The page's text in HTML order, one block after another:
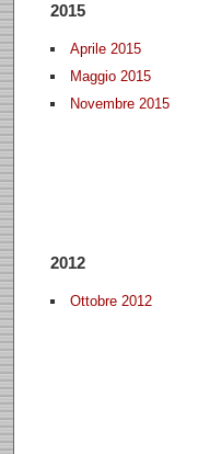
2015
Aprile 2015
Maggio 2015
Novembre 2015
2012
Ottobre 2012